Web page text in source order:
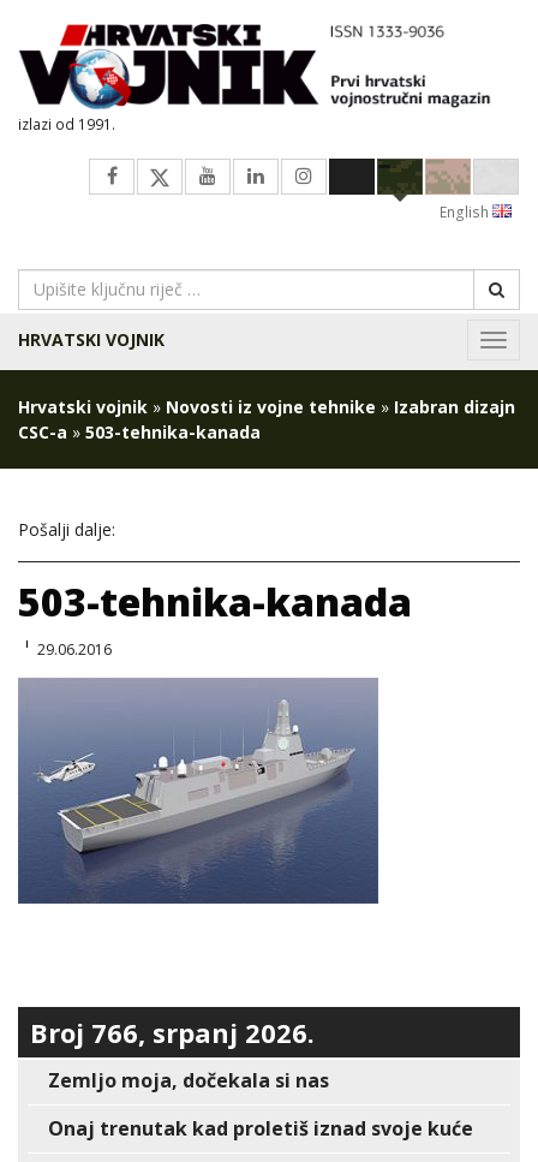
izlazi od 1991.
English
HRVATSKI VOJNIK
Hrvatski vojnik » Novosti iz vojne tehnike » Izabran dizajn
CSC-a » 503-tehnika-kanada
Pošalji dalje:
503-tehnika-kanada
29.06.2016
Broj 766, srpanj 2026.
Zemljo moja, dočekala si nas
Onaj trenutak kad proletiš iznad svoje kuće